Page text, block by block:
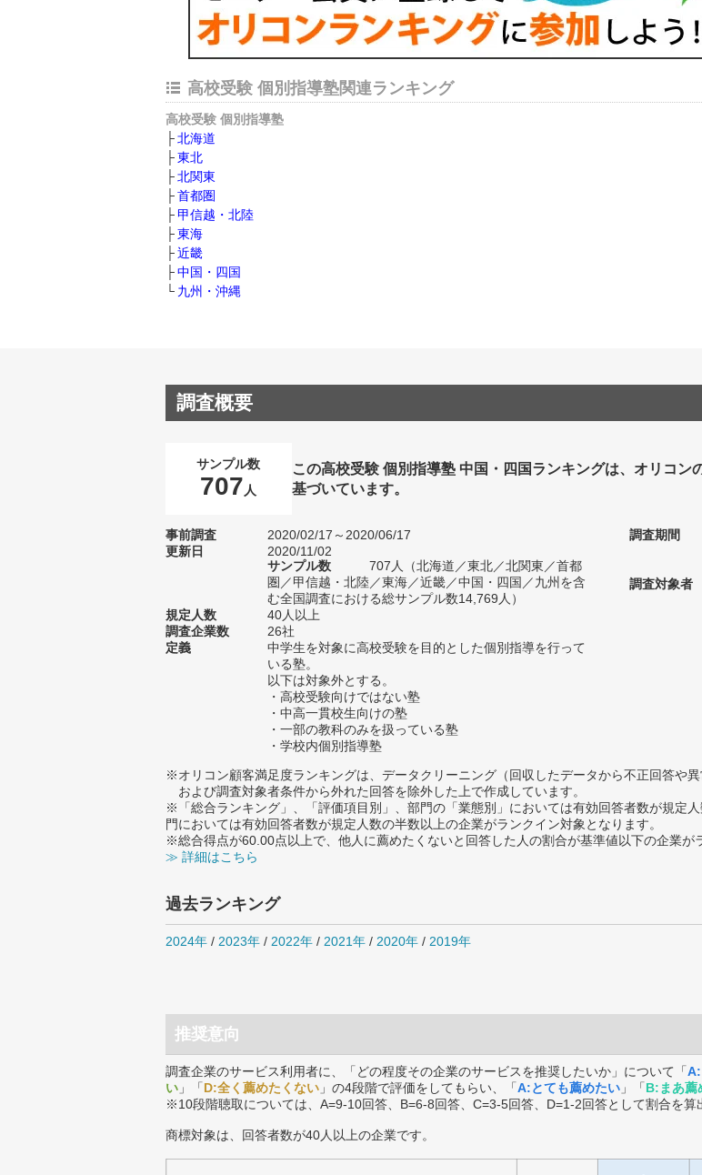
高校受験 個別指導塾関連ランキング
高校受験 個別指導塾
北海道
東北
北関東
首都圏
甲信越・北陸
東海
近畿
中国・四国
九州・沖縄
調査概要
サンプル数
707 人
この高校受験 個別指導塾 中国・四国ランキングは、オリコン
基づいています。
事前調査
2020/02/17～2020/06/17
更新日
2020/11/02
サンプル数
707人（北海道／東北／北関東／首都
圏／甲信越・北陸／東海／近畿／中国・四国／九州を含
む全国調査における総サンプル数14,769人）
規定人数
40人以上
調査企業数
26社
定義
中学生を対象に高校受験を目的とした個別指導を行って
いる塾。
以下は対象外とする。
・高校受験向けではない塾
・中高一貫校生向けの塾
・一部の教科のみを扱っている塾
・学校内個別指導塾
調査期間
調査対象者
※オリコン顧客満足度ランキングは、データクリーニング（回収したデータから不正回答や異
および調査対象者条件から外れた回答を除外した上で作成しています。
※「総合ランキング」、「評価項目別」、部門の「業態別」においては有効回答者数が規定
門においては有効回答者数が規定人数の半数以上の企業がランクイン対象となります。
※総合得点が60.00点以上で、他人に薦めたくないと回答した人の割合が基準値以下の企業が
≫ 詳細はこちら
過去ランキング
2024年 / 2023年 / 2022年 / 2021年 / 2020年 / 2019年
推奨意向
調査企業のサービス利用者に、「どの程度その企業のサービスを推奨したいか」について「A:
い 」「D:全く薦めたくない 」の4段階で評価をしてもらい、「A:とても薦めたい 」「B:まあ薦
※10段階聴取については、A=9-10回答、B=6-8回答、C=3-5回答、D=1-2回答として割合を算
商標対象は、回答者数が40人以上の企業です。